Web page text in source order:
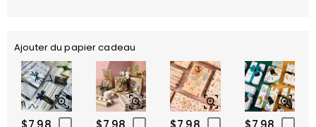
Ajouter du papier cadeau